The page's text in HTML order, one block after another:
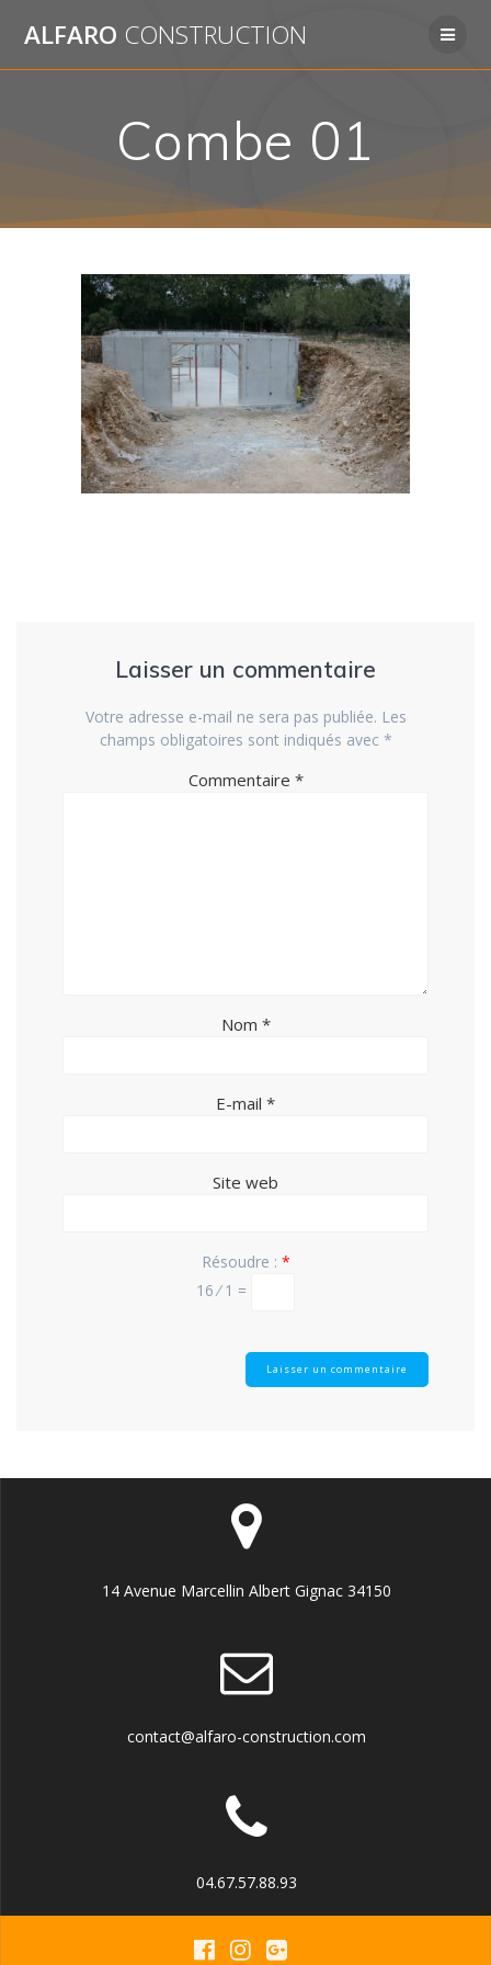
au
ALFARO CONSTRUCTION
Combe 01
Laisser un commentaire
Votre adresse e-mail ne sera pas publiée. Les
champs obligatoires sont indiqués avec *
Commentaire *
Nom *
E-mail *
Site web
Résoudre : *
16 ⁄ 1 =
14 Avenue Marcellin Albert Gignac 34150
contact@alfaro-construction.com
04.67.57.88.93